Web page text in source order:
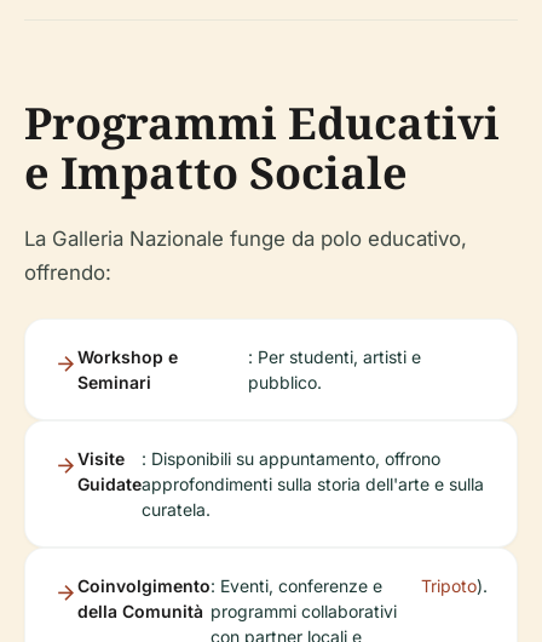
Programmi Educativi
e Impatto Sociale
La Galleria Nazionale funge da polo educativo,
offrendo:
Workshop e
Seminari
: Per studenti, artisti e
pubblico.
Visite
Guidate
: Disponibili su appuntamento, offrono
approfondimenti sulla storia dell'arte e sulla
curatela.
Coinvolgimento
della Comunità
: Eventi, conferenze e
programmi collaborativi
con partner locali e
Tripoto).